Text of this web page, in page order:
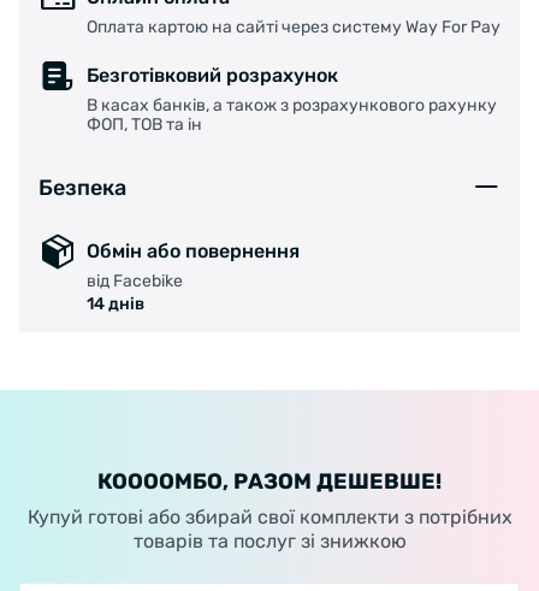
Оплата картою на сайті через систему Way For Pay
Безготівковий розрахунок
В касах банків, а також з розрахункового рахунку
ФОП, ТОВ та ін
Безпека
Обмін або повернення
від Facebike
14 днів
КООООМБО, РАЗОМ ДЕШЕВШЕ!
Купуй готові або збирай свої комплекти з потрібних
товарів та послуг зі знижкою